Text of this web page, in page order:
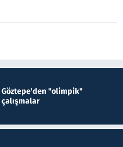
Göztepe'den "olimpik"
çalışmalar